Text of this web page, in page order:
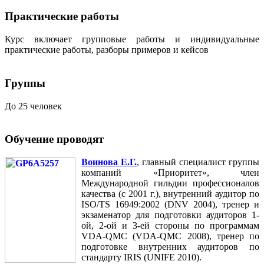
Практические работы
Курс включает групповые работы и индивидуальные
практические работы, разборы примеров и кейсов
Группы
До 25 человек
Обучение проводят
Воинова Е.Г., главный специалист группы
компаний «Приоритет», член
Международной гильдии профессионалов
качества (с 2001 г.), внутренний аудитор по
ISO/TS 16949:2002 (DNV 2004), тренер и
экзаменатор для подготовки аудиторов 1-
ой, 2-ой и 3-ей стороны по программам
VDA-QMC (VDA-QMC 2008), тренер по
подготовке внутренних аудиторов по
стандарту IRIS (UNIFE 2010).